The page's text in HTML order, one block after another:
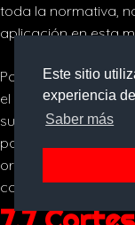
Este sitio
experiencia
Saber más
toda la normativa,
aplicación en esta
Por tanto, todos los
el deber
supuestos en los
por parte de las
organizaciones con
comerciales o de